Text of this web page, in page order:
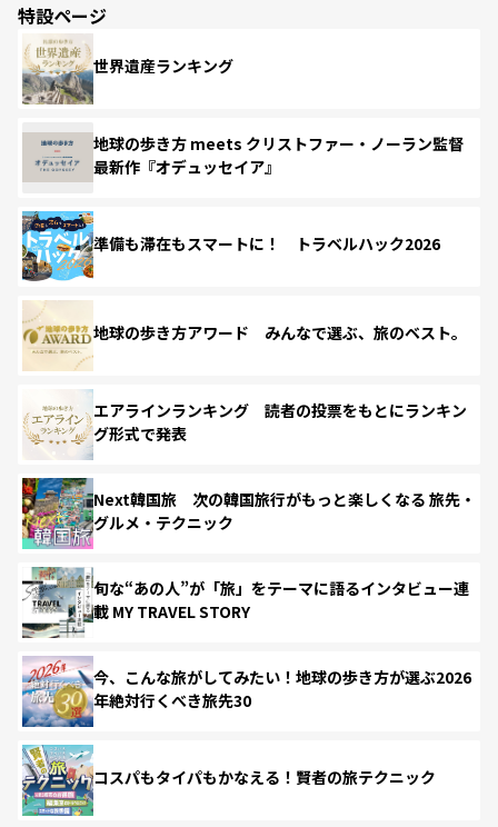
特設ページ
世界遺産ランキング
地球の歩き方 meets クリストファー・ノーラン監督
最新作『オデュッセイア』
準備も滞在もスマートに！ トラベルハック2026
地球の歩き方アワード みんなで選ぶ、旅のベスト。
エアラインランキング 読者の投票をもとにランキン
グ形式で発表
Next韓国旅 次の韓国旅行がもっと楽しくなる 旅先・
グルメ・テクニック
旬な“あの人”が「旅」をテーマに語るインタビュー連
載 MY TRAVEL STORY
今、こんな旅がしてみたい！地球の歩き方が選ぶ2026
年絶対行くべき旅先30
コスパもタイパもかなえる！賢者の旅テクニック